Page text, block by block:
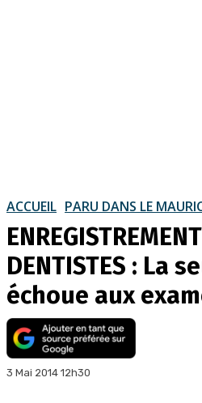
ACCUEIL PARU DANS LE
DENTISTES : La
échoue aux
3 Mai 2014 12h30